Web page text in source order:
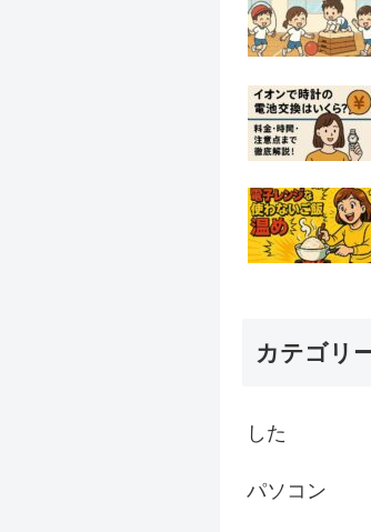
カテゴリ
した
パソコン